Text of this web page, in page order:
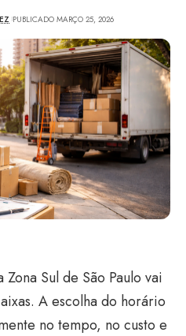
PUBLICADO MARÇO 25, 2026
Sul de São Paulo vai
A escolha do horário
no tempo, no custo e